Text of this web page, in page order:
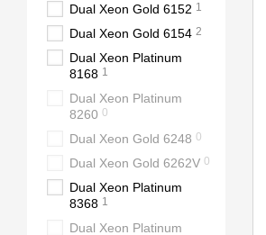
Dual Xeon Gold 6152 1
Dual Xeon Gold 6154 2
Dual Xeon Platinum
8168 1
Dual Xeon Platinum
8260 0
Dual Xeon Gold 6248 0
Dual Xeon Gold 6262V 0
Dual Xeon Platinum
8368 1
Dual Xeon Platinum